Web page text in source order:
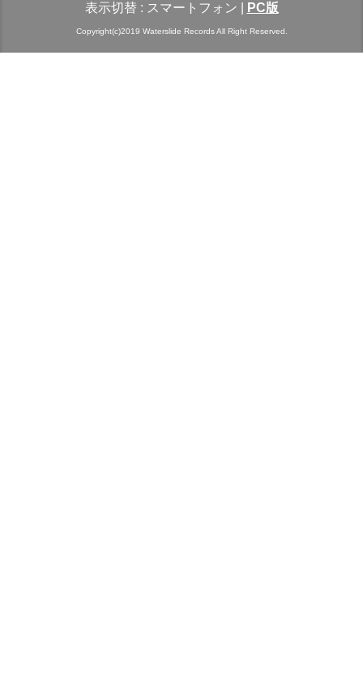
表示切替 : スマートフォン PC版
Copyright(c)2019 Waterslide Records All Right Reserved.